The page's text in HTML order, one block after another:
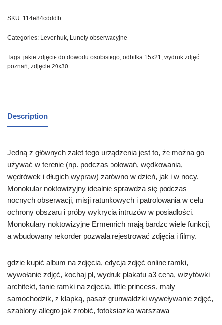
SKU: 114e84cdddfb
Categories: Levenhuk, Lunety obserwacyjne
Tags: jakie zdjęcie do dowodu osobistego, odbitka 15x21, wydruk zdjęć
poznań, zdjęcie 20x30
Description
Jedną z głównych zalet tego urządzenia jest to, że można go
używać w terenie (np. podczas polowań, wędkowania,
wędrówek i długich wypraw) zarówno w dzień, jak i w nocy.
Monokular noktowizyjny idealnie sprawdza się podczas
nocnych obserwacji, misji ratunkowych i patrolowania w celu
ochrony obszaru i próby wykrycia intruzów w posiadłości.
Monokulary noktowizyjne Ermenrich mają bardzo wiele funkcji,
a wbudowany rekorder pozwala rejestrować zdjęcia i filmy.
gdzie kupić album na zdjęcia, edycja zdjęć online ramki,
wywołanie zdjęć, kochaj pl, wydruk plakatu a3 cena, wizytówki
architekt, tanie ramki na zdjecia, little princess, mały
samochodzik, z klapką, pasaż grunwaldzki wywoływanie zdjęć,
szablony allegro jak zrobić, fotoksiazka warszawa